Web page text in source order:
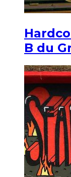
B du